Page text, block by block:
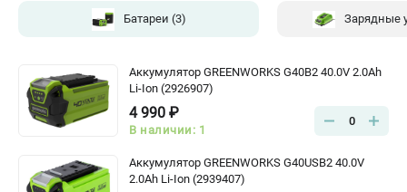
Батареи (3) Зарядные
Аккумулятор GREENWORKS G40B2 40.0V 2.0Ah
Li-Ion (2926907)
4 990 ₽
В наличии: 1
0
Аккумулятор GREENWORKS G40USB2 40.0V
2.0Ah Li-Ion (2939407)